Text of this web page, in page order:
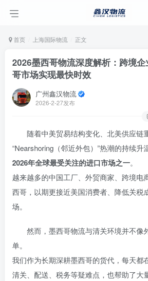
首页 上海国际物流 正文
2026墨西哥物流深度解析：跨境
哥市场实现最快时效
广州鑫汉物流
2026-2-27发布
随着中美贸易结构变化、北美供应链
“Nearshoring（邻近外包）”热潮的持续升
2026年全球最受关注的进口市场之一。
越来越多的中国工厂、外贸商家、跨境电
西哥，以期更接近美国消费者、降低关税
场。
然而，墨西哥物流与清关环境并不像
单。
我们作为长期深耕墨西哥的货代，每天都
清关、配送、税务等疑难点，也帮助了大